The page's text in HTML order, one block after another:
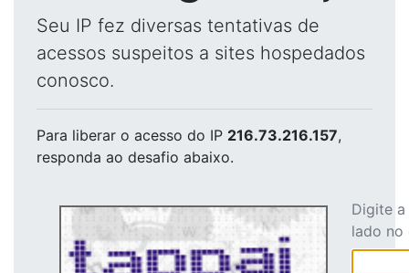
Seu IP fez diversas tentativas de
acessos suspeitos a sites hospedados
conosco.
Para liberar o acesso do IP 216.73.216.157,
responda ao desafio abaixo.
Digite
lado no